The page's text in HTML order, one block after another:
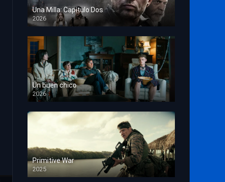
Una Milla: Capítulo Dos
2026
HD 1080p
Un buen chico
2026
HD 1080p
Primitive War
2025
HD 1080p